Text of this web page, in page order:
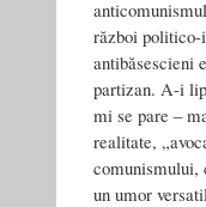
război
antibăsescieni
partizan. A-i
mi se pare –
realitate,
comunismului,
un umor